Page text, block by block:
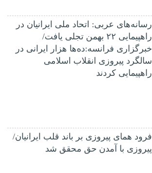
رسانه‌های عربی: اتحاد ملی ایرانیان در
راهپیمایی ۲۲ بهمن تجلی یافت/
خبرگزاری فرانسه:ده‌ها هزار ایرانی در
سالگرد پیروزی انقلاب اسلامی
راهپیمایی کردند
فرود همای پیروزی بر باند قلب ایرانیان/
پیروزی با آمدن حق محقق شد